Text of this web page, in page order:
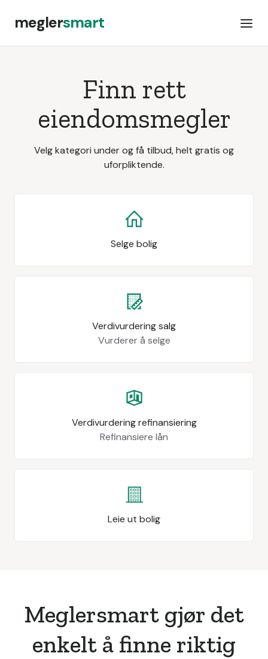
meglersmart
Finn rett
eiendomsmegler
Velg kategori under og få tilbud, helt gratis og
uforpliktende.
Selge bolig
Verdivurdering salg
Vurderer å selge
Verdivurdering refinansiering
Refinansiere lån
Leie ut bolig
Meglersmart gjør det
enkelt å finne riktig